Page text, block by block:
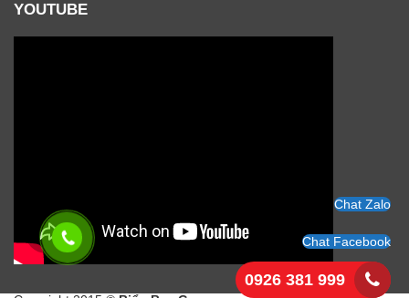
YOUTUBE
Chat Zalo
Chat Facebook
0926 381 999